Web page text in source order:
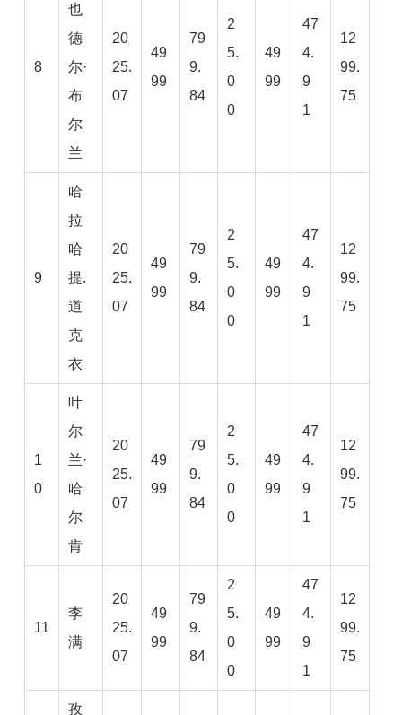
8
也
德
尔·
布
尔
兰
20
25.
07
49
99
79
9.
84
2
5.
0
0
49
99
47
4.
9
1
12
99.
75
9
哈
拉
哈
提.
道
克
衣
20
25.
07
49
99
79
9.
84
2
5.
0
0
49
99
47
4.
9
1
12
99.
75
1
0
叶
尔
兰·
哈
尔
肯
20
25.
07
49
99
79
9.
84
2
5.
0
0
49
99
47
4.
9
1
12
99.
75
11
李
满
20
25.
07
49
99
79
9.
84
2
5.
0
0
49
99
47
4.
9
1
12
99.
75
孜